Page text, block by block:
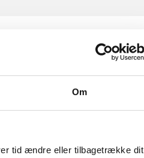
Om
tid ændre eller tilbagetrække dit